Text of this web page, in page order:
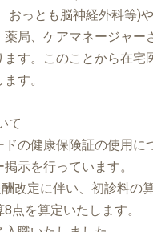
おっとも脳神経外科等)
局、ケアマネージャー
す。このことから在宅
す。
て
ドの健康保険証の使用に
示を行っています。
改定に伴い、初診料の
点を算定いたします。